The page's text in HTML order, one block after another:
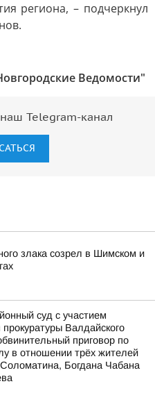
региона, – подчеркнул
Ведомости"
Telegram-канал
злака созрел в Шимском и
суд с участием
Валдайского
приговор по
в отношении трёх жителей
Богдана Чабана